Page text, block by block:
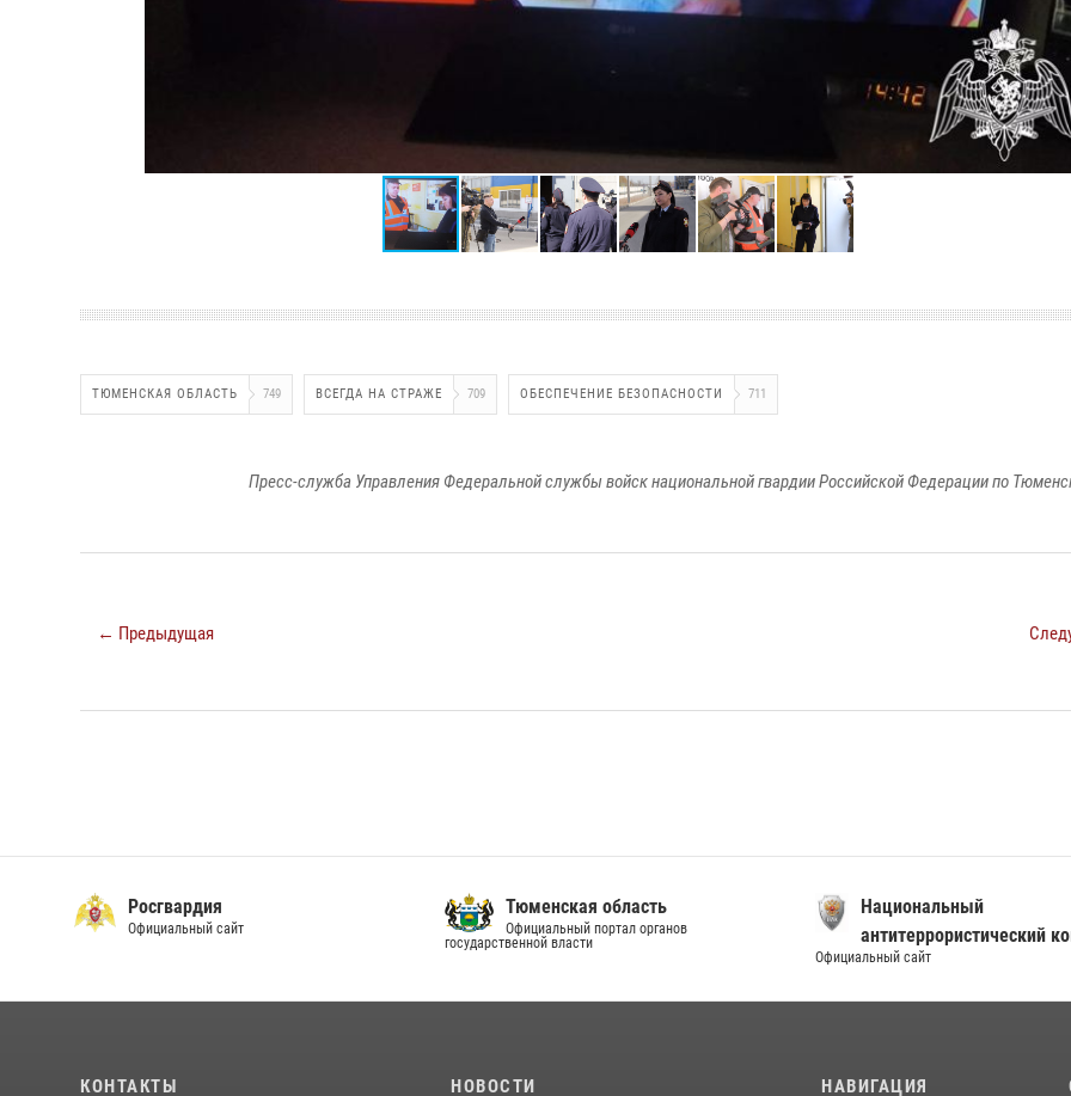
ТЮМЕНСКАЯ ОБЛАСТЬ 749 ВСЕГДА НА СТРАЖЕ 709 ОБЕСПЕЧЕНИЕ БЕЗОПАСНОСТИ 711
Пресс-служба Управления Федеральной службы войск национальной гвардии Российской Федерации по
← Предыдущая
Росгвардия
Официальный сайт
Тюменская область
Официальный портал органов
государственной власти
Национальный
антитеррористический
Официальный сайт
КОНТАКТЫ НОВОСТИ НАВИГАЦИЯ